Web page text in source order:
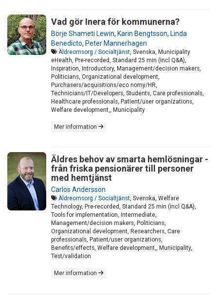
Vad gör Inera för kommunerna?
Börje Shameti Lewin, Karin Bengtsson, Linda
Benedicto, Peter Mannerhagen
Äldreomsorg / Socialtjänst, Svenska, Municipality
eHealth, Pre-recorded, Standard 25 min (incl Q&A),
Inspiration, Introductory, Management/decision makers,
Politicians, Organizational development,
Purchasers/acquisitions/eco nomy/HR,
Technicians/IT/Developers, Students, Care professionals,
Healthcare professionals, Patient/user organizations,
Welfare development,, Municipality
Mer information
Äldres behov av smarta hemlösningar -
från friska pensionärer till personer
med hemtjänst
Carlos Andersson
Äldreomsorg / Socialtjänst, Svenska, Welfare
Technology, Pre-recorded, Standard 25 min (incl Q&A),
Tools for implementation, Intermediate,
Management/decision makers, Politicians,
Organizational development, Researchers, Care
professionals, Patient/user organizations,
Benefits/effects, Welfare development,, Municipality,
Test/validation
Mer information